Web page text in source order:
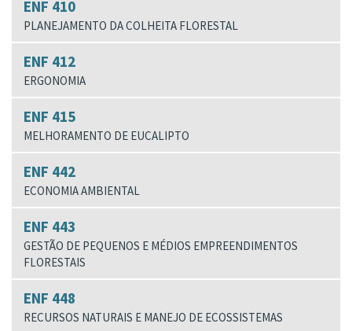
ENF 410
PLANEJAMENTO DA COLHEITA FLORESTAL
ENF 412
ERGONOMIA
ENF 415
MELHORAMENTO DE EUCALIPTO
ENF 442
ECONOMIA AMBIENTAL
ENF 443
GESTÃO DE PEQUENOS E MÉDIOS EMPREENDIMENTOS
FLORESTAIS
ENF 448
RECURSOS NATURAIS E MANEJO DE ECOSSISTEMAS